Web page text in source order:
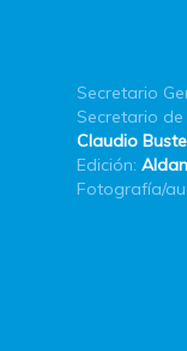
Secretario
Secretario
Claudio
Edición:
Fotografía/